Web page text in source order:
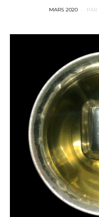
POSTED
MARS 2020 PAR